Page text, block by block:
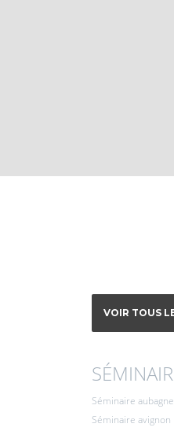
VOIR TOUS
Séminaire aubagne
Séminaire avignon